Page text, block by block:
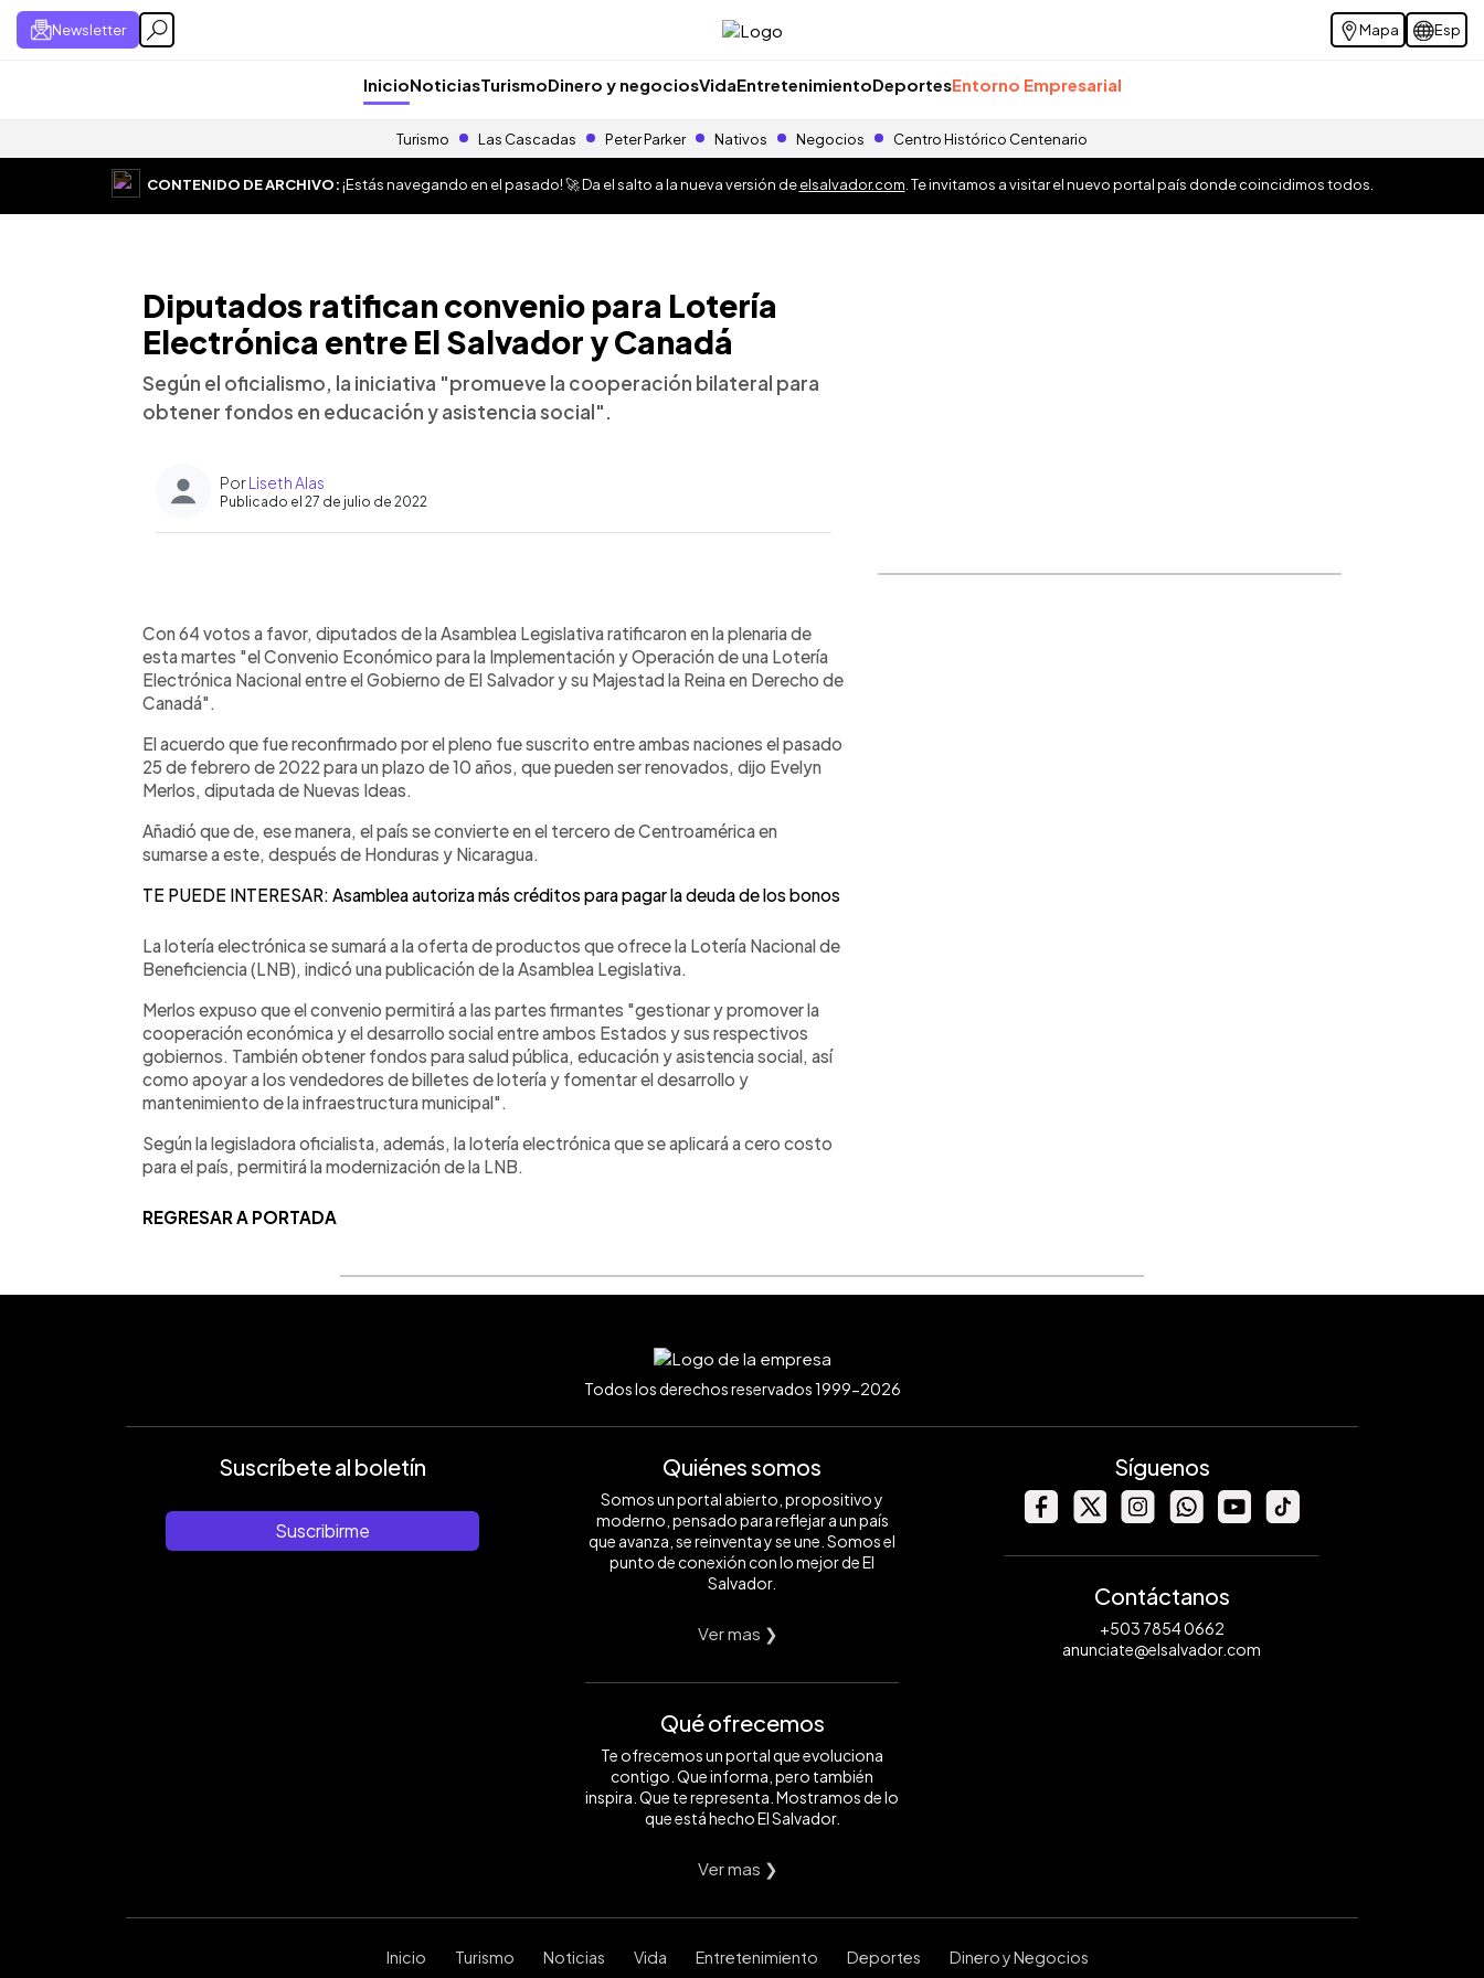
Newsletter Mapa Esp
InicioNoticiasTurismoDinero y negociosVidaEntretenimientoDeportesEntorno Empresarial
Turismo Las Cascadas Peter Parker Nativos Negocios Centro Histórico Centenario
CONTENIDO DE ARCHIVO:¡Estás navegando en el pasado! 🚀 Da el salto a la nueva versión deelsalvador.com . Te invitamos a visitar el nuevo portal país donde coincidimos todos.
Diputados ratifican convenio para Lotería
Electrónica entre El Salvador y Canadá
Según el oficialismo, la iniciativa "promueve la cooperación bilateral para
obtener fondos en educación y asistencia social".
PorLiseth Alas
Publicado el 27 de julio de 2022
► Escuchar artículo
Con 64 votos a favor, diputados de la Asamblea Legislativa ratificaron en la plenaria de
esta martes "el Convenio Económico para la Implementación y Operación de una Lotería
Electrónica Nacional entre el Gobierno de El Salvador y su Majestad la Reina en Derecho de
Canadá".
El acuerdo que fue reconfirmado por el pleno fue suscrito entre ambas naciones el pasado
25 de febrero de 2022 para un plazo de 10 años, que pueden ser renovados, dijo Evelyn
Merlos, diputada de Nuevas Ideas.
Añadió que de, ese manera, el país se convierte en el tercero de Centroamérica en
sumarse a este, después de Honduras y Nicaragua.
TE PUEDE INTERESAR: Asamblea autoriza más créditos para pagar la deuda de los bonos
La lotería electrónica se sumará a la oferta de productos que ofrece la Lotería Nacional de
Beneficiencia (LNB), indicó una publicación de la Asamblea Legislativa.
Merlos expuso que el convenio permitirá a las partes firmantes "gestionar y promover la
cooperación económica y el desarrollo social entre ambos Estados y sus respectivos
gobiernos. También obtener fondos para salud pública, educación y asistencia social, así
como apoyar a los vendedores de billetes de lotería y fomentar el desarrollo y
mantenimiento de la infraestructura municipal".
Según la legisladora oficialista, además, la lotería electrónica que se aplicará a cero costo
para el país, permitirá la modernización de la LNB.
REGRESAR A PORTADA
Todos los derechos reservados 1999-2026
Suscríbete al boletín
Suscribirme
Quiénes somos
Somos un portal abierto, propositivo y
moderno, pensado para reflejar a un país
que avanza, se reinventa y se une. Somos el
punto de conexión con lo mejor de El
Salvador.
Ver mas ❯
Qué ofrecemos
Te ofrecemos un portal que evoluciona
contigo. Que informa, pero también
inspira. Que te representa. Mostramos de lo
que está hecho El Salvador.
Ver mas ❯
Síguenos
Contáctanos
+503 7854 0662
anunciate@elsalvador.com
Inicio Turismo Noticias Vida Entretenimiento Deportes Dinero y Negocios